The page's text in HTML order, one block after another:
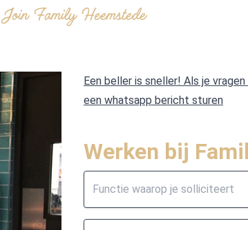
Join Family Heemstede
Een beller is sneller! Als je
een whatsapp bericht sturen
Werken bij